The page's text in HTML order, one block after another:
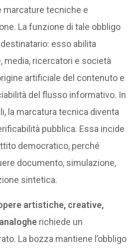
tecniche e
La funzione di tale obbligo
esso abilita
media, ricercatori e società
artificiale del contenuto e
del flusso informativo. In
la marcatura tecnica diventa
pubblica. Essa incide
democratico, perché
documento, simulazione,
sintetica.
artistiche, creative,
richiede un
La bozza mantiene l’obbligo